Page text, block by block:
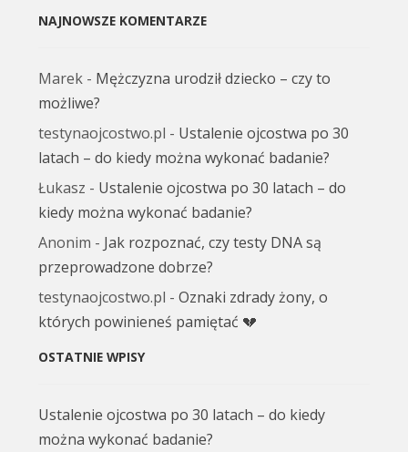
NAJNOWSZE KOMENTARZE
Marek - Mężczyzna urodził dziecko – czy to
możliwe?
testynaojcostwo.pl - Ustalenie ojcostwa po 30
latach – do kiedy można wykonać badanie?
Łukasz - Ustalenie ojcostwa po 30 latach – do
kiedy można wykonać badanie?
Anonim - Jak rozpoznać, czy testy DNA są
przeprowadzone dobrze?
testynaojcostwo.pl -Oznaki zdrady żony, o
których powinieneś pamiętać 💔
OSTATNIE WPISY
Ustalenie ojcostwa po 30 latach – do kiedy
można wykonać badanie?